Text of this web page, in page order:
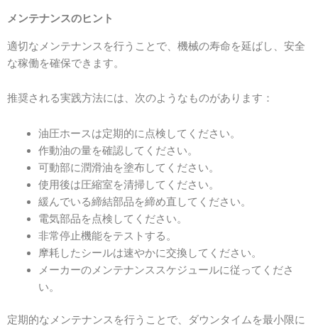
メンテナンスのヒント
適切なメンテナンスを行うことで、機械の寿命を延ばし、安全
な稼働を確保できます。
推奨される実践方法には、次のようなものがあります：
油圧ホースは定期的に点検してください。
作動油の量を確認してください。
可動部に潤滑油を塗布してください。
使用後は圧縮室を清掃してください。
緩んでいる締結部品を締め直してください。
電気部品を点検してください。
非常停止機能をテストする。
摩耗したシールは速やかに交換してください。
メーカーのメンテナンススケジュールに従ってくださ
い。
定期的なメンテナンスを行うことで、ダウンタイムを最小限に